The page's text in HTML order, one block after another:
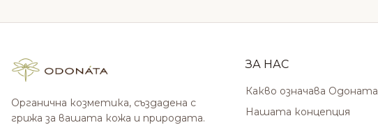
Органична козметика, създадена с
грижа за вашата кожа и природата.
ЗА НАС
Какво означава Одоната
Нашата концепция